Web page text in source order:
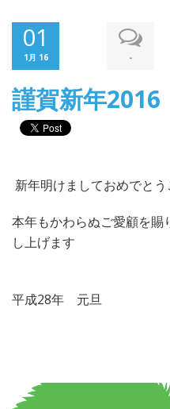
01
1月 16 -
謹賀新年2016
新年明けましておめでと
本年もかわらぬご愛顧を賜
し上げます
平成28年 元旦